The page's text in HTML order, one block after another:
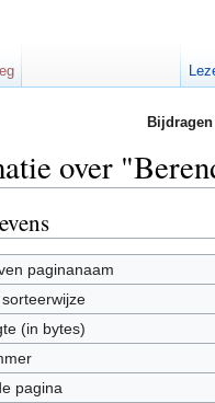
over
paginanaam
(in bytes)
pagina